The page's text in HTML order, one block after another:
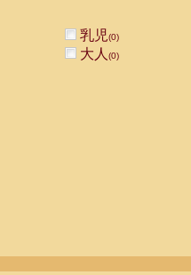
乳児(0)
大人 (0)